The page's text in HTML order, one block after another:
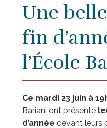
Une
fin
l’École
Ce mardi 23 juin à
Bariani ont présenté
d’année devant leurs